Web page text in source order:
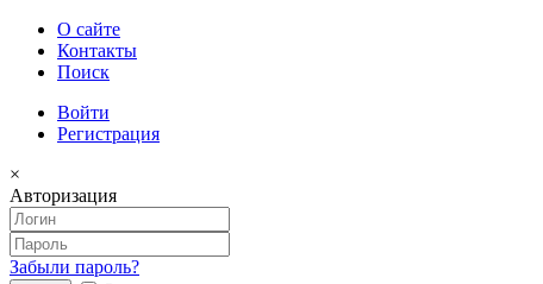
О сайте
Контакты
Поиск
Войти
Регистрация
×
Авторизация
Забыли пароль?